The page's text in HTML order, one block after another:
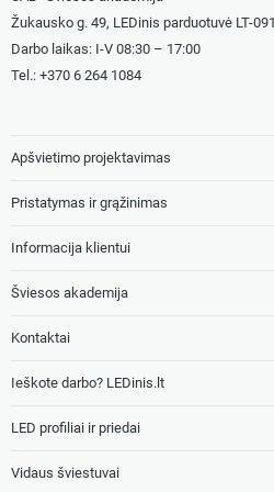
Žukausko g. 49, LEDinis parduotuvė LT-
Darbo laikas: I-V 08:30 – 17:00
Tel.: +370 6 264 1084
Apšvietimo projektavimas
Pristatymas ir grąžinimas
Informacija klientui
Šviesos akademija
Kontaktai
Ieškote darbo? LEDinis.lt
LED profiliai ir priedai
Vidaus šviestuvai